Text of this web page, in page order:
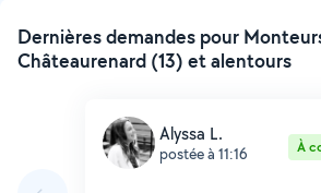
Dernières demandes pour
Châteaurenard (13) et alentours
Alyssa L.
postée à 11:16 À